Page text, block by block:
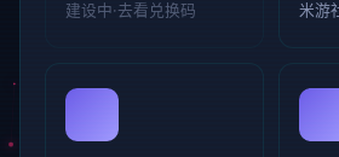
建设中·去看兑换码 米游